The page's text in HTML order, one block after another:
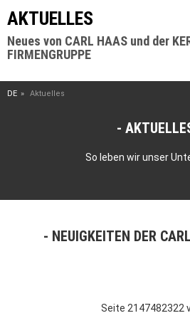
AKTUELLES
Neues von CARL HAAS und der
FIRMENGRUPPE
DE Aktuelles
So leben wir unser
NEUIGKEITEN DER
Seite 2147482322